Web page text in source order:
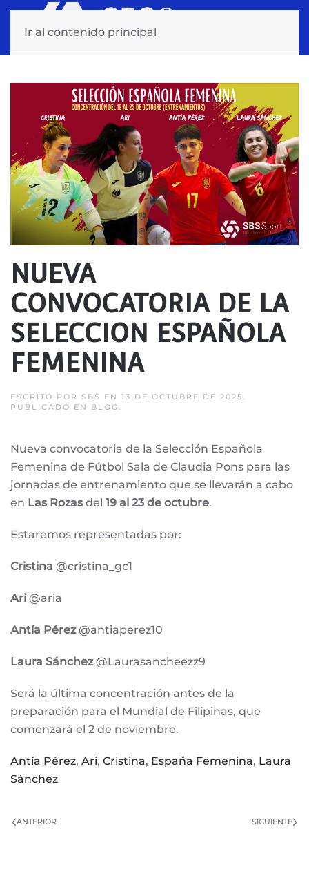
Ir al contenido principal
NUEVA
CONVOCATORIA DE LA
SELECCION ESPAÑOLA
FEMENINA
ESCRITO POR SBS EN 13 DE OCTUBRE DE 2025.
PUBLICADO EN BLOG.
Nueva convocatoria de la Selección Española
Femenina de Fútbol Sala de Claudia Pons para las
jornadas de entrenamiento que se llevarán a cabo
en Las Rozas del 19 al 23 de octubre.
Estaremos representadas por:
Cristina @cristina_gc1
Ari @aria
Antía Pérez@antiaperez10
Laura Sánchez@Laurasancheezz9
Será la última concentración antes de la
preparación para el Mundial de Filipinas, que
comenzará el 2 de noviembre.
Antía Pérez, Ari, Cristina, España Femenina, Laura
Sánchez
ANTERIOR SIGUIENTE